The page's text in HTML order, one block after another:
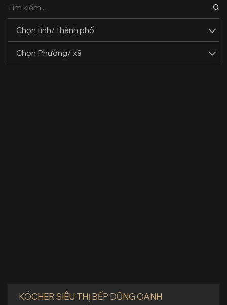
Chọn tỉnh/ thành phố
Chọn Phường/ xã
KÖCHER SIÊU THỊ BẾP DŨNG OANH